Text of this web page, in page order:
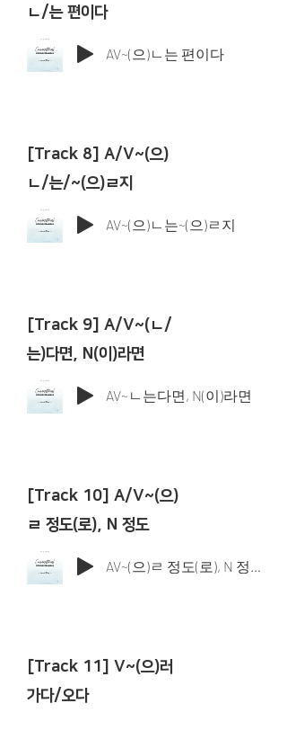
ㄴ/는 편이다
AV~(으)ㄴ는 편이다
[Track 8] A/V~(으)
ㄴ/는/~(으)ㄹ지
AV~(으)ㄴ는~(으)ㄹ지
[Track 9] A/V~(ㄴ/
는)다면, N(이)라면
AV~ㄴ는다면, N(이)라면
[Track 10] A/V~(으)
ㄹ 정도(로), N 정도
AV~(으)ㄹ 정도(로), N 정도(로)
[Track 11] V~(으)러
가다/오다